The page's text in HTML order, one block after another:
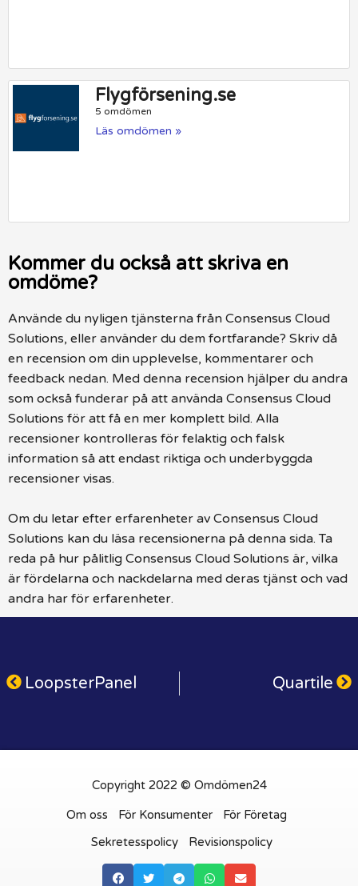
Flygförsening.se
5 omdömen
Läs omdömen »
Kommer du också att skriva en
omdöme?
Använde du nyligen tjänsterna från Consensus Cloud
Solutions, eller använder du dem fortfarande? Skriv då
en recension om din upplevelse, kommentarer och
feedback nedan. Med denna recension hjälper du andra
som också funderar på att använda Consensus Cloud
Solutions för att få en mer komplett bild. Alla
recensioner kontrolleras för felaktig och falsk
information så att endast riktiga och underbyggda
recensioner visas.
Om du letar efter erfarenheter av Consensus Cloud
Solutions kan du läsa recensionerna på denna sida. Ta
reda på hur pålitlig Consensus Cloud Solutions är, vilka
är fördelarna och nackdelarna med deras tjänst och vad
andra har för erfarenheter.
LoopsterPanel Quartile
Copyright 2022 © Omdömen24
Om oss För Konsumenter
För Företag
Sekretesspolicy
Revisionspolicy